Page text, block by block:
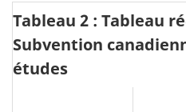
Tableau 2 : Tableau
Subvention
études